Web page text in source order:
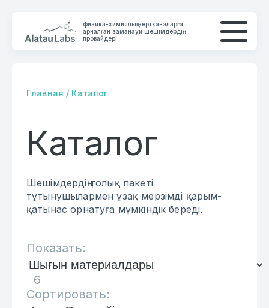
физика-химиялық зертханаларға
арналған заманауи шешімдердің
провайдері
КОМПАНИЯ
БАЙЛАНЫС
Главная / Каталог
Каталог
Шешімдердің толық пакеті
тұтынушылармен ұзақ мерзімді қарым-
қатынас орнатуға мүмкіндік береді.
Показать:
6
Сортировать: